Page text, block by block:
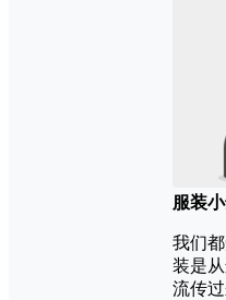
服装
我们
装是
流传